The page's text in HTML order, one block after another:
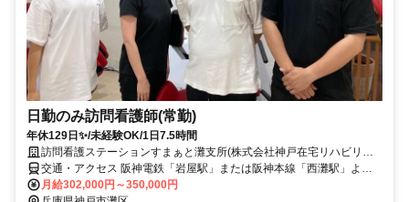
日勤のみ訪問看護師(常勤)
年休129日✨/未経験OK/1日7.5時間
訪問看護ステーションすまぁと灘支所(株式会社神戸在宅リハビリテ
ーション事業団)
交通・アクセス 阪神電鉄「岩屋駅」または阪神本線「西灘駅」より
徒歩5分
月給302,000円～350,000円